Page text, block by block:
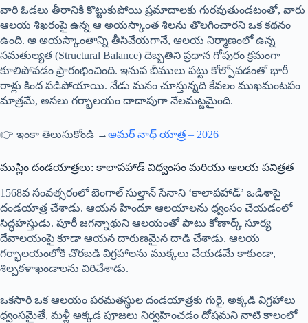
వారి ఓడలు తీరానికి కొట్టుకుపోయి ప్రమాదాలకు గురవుతుండటంతో, వారు
ఆలయ శిఖరంపై ఉన్న ఆ అయస్కాంత శిలను తొలగించారని ఒక కథనం
ఉంది. ఆ అయస్కాంతాన్ని తీసివేయగానే, ఆలయ నిర్మాణంలో ఉన్న
సమతుల్యత (Structural Balance) దెబ్బతిని ప్రధాన గోపురం క్రమంగా
కూలిపోవడం ప్రారంభించింది. ఇనుప బీములు పట్టు కోల్పోవడంతో భారీ
రాళ్లు కింద పడిపోయాయి. నేడు మనం చూస్తున్నది కేవలం ముఖమంటపం
మాత్రమే, అసలు గర్భాలయం దాదాపుగా నేలమట్టమైంది.
👉 ఇంకా తెలుసుకోండి →అమర్ నాధ్ యాత్ర – 2026
ముస్లిం దండయాత్రలు: కాలాపహాడ్ విధ్వంసం మరియు ఆలయ పవిత్రత
1568వ సంవత్సరంలో బెంగాల్ సుల్తాన్ సేనాని ‘కాలాపహాడ్’ ఒడిశాపై
దండయాత్ర చేశాడు. ఆయన హిందూ ఆలయాలను ధ్వంసం చేయడంలో
సిద్ధహస్తుడు. పూరీ జగన్నాథుని ఆలయంతో పాటు కోణార్క్ సూర్య
దేవాలయంపై కూడా ఆయన దారుణమైన దాడి చేశాడు. ఆలయ
గర్భాలయంలోకి చొరబడి విగ్రహాలను ముక్కలు చేయడమే కాకుండా,
శిల్పకళాఖండాలను విరిచేశాడు.
ఒకసారి ఒక ఆలయం పరమతస్థుల దండయాత్రకు గురై, అక్కడి విగ్రహాలు
ధ్వంసమైతే, మళ్లీ అక్కడ పూజలు నిర్వహించడం దోషమని నాటి కాలంలో